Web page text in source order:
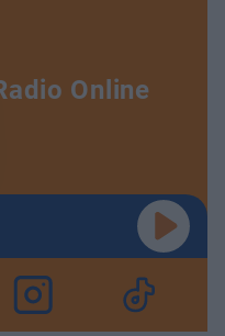
Online